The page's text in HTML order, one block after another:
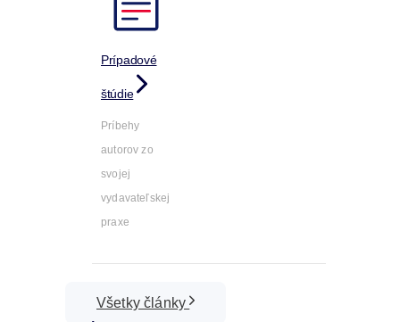
Prípadové
štúdie
Príbehy
autorov zo
svojej
vydavateľskej
praxe
Všetky články